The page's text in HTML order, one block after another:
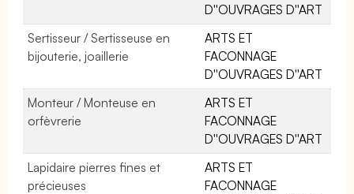
D''OUVRAGES D''ART
Sertisseur / Sertisseuse en
bijouterie, joaillerie
ARTS ET
FACONNAGE
D''OUVRAGES D''ART
Monteur / Monteuse en
orfèvrerie
ARTS ET
FACONNAGE
D''OUVRAGES D''ART
Lapidaire pierres fines et
précieuses
ARTS ET
FACONNAGE